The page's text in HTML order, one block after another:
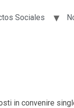
Sociales
in convenire